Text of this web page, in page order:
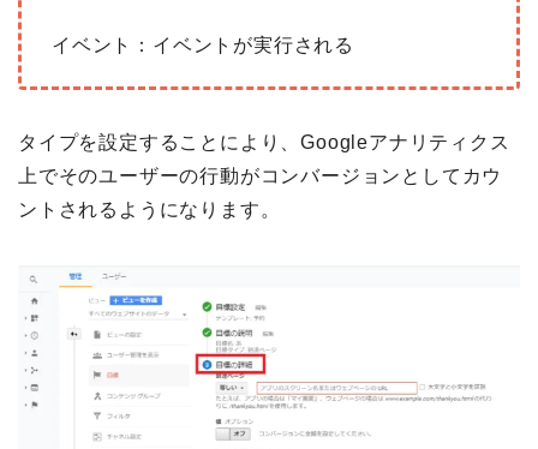
イベント：イベントが実行される
タイプを設定することにより、Googleアナリティクス
上でそのユーザーの行動がコンバージョンとしてカウ
ントされるようになります。